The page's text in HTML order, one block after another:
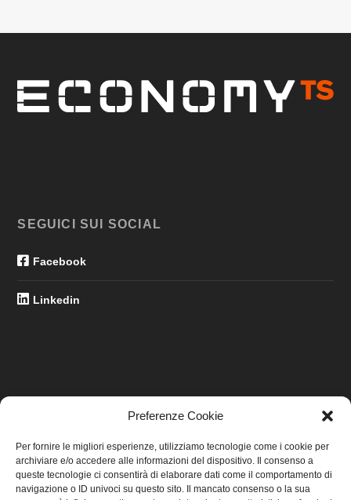
Preferenze Cookie
Per fornire le migliori esperienze, utilizziamo tecnologie come i cookie per
archiviare e/o accedere alle informazioni del dispositivo. Il consenso a
queste tecnologie ci consentirà di elaborare dati come il comportamento di
navigazione o ID univoci su questo sito. Il mancato consenso o la sua
SEGUICI SUI SOCIAL
Facebook
Linkedin
Home